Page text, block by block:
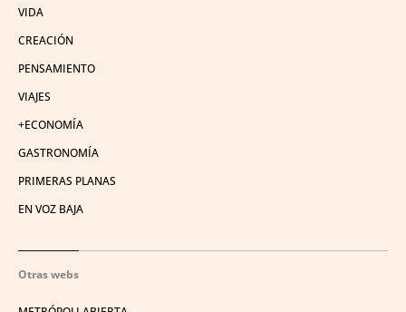
VIDA
CREACIÓN
PENSAMIENTO
VIAJES
+ECONOMÍA
GASTRONOMÍA
PRIMERAS PLANAS
EN VOZ BAJA
Otras webs